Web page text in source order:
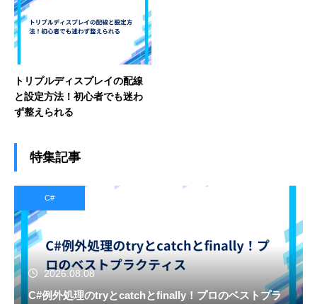
トリプルディスプレイの配線
と設定方法！初心者でも迷わ
ず整えられる
特集記事
C#
2026.08.08
C#例外処理のtryとcatchとfinally！プロのベストプラ